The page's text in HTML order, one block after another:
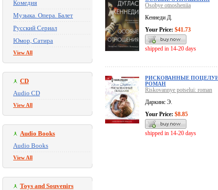
Комедия
Музыка. Опера. Балет
Русский Сериал
Юмор, Сатира
View All
CD
Audio CD
View All
Audio Books
Audio Books
View All
Toys and Souvenirs
Osobye otnosheniia
Кеннеди Д.
Your Price: $41.73
shipped in 14-20 days
РИСКОВАННЫЕ
РОМАН
Riskovannye potselui: roman
Даркинс Э.
Your Price: $8.85
shipped in 14-20 days